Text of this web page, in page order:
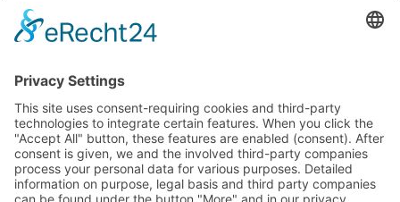
UNSERE VORTEILE
VERSANDPARTNER
WEITERE PIEPER-SHOPS
BESUCHE UNS AUCH